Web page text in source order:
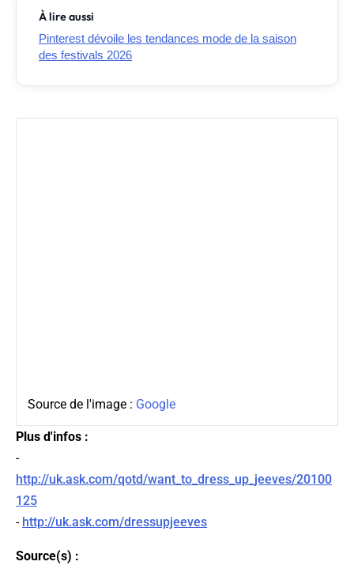
À lire aussi
Pinterest dévoile les tendances mode de la saison
des festivals 2026
Source de l'image : Google
Plus d'infos :
-
http://uk.ask.com/qotd/want_to_dress_up_jeeves/20100
125
- http://uk.ask.com/dressupjeeves
Source(s) :